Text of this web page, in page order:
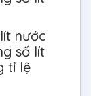
nước
số lít
tỉ lệ